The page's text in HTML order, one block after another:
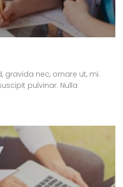
gravida nec, ornare ut, mi.
pulvinar. Nulla